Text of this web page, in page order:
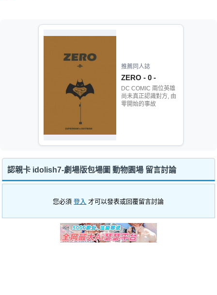
推薦同人誌
ZERO - 0 -
DC COMIC 兩位英雄
尚未真正認識對方, 由
零開始的事故
認親卡 idolish7-劇場版包場圖 動物園場 留言討論
您必須登入 才可以發表或回覆留言討論